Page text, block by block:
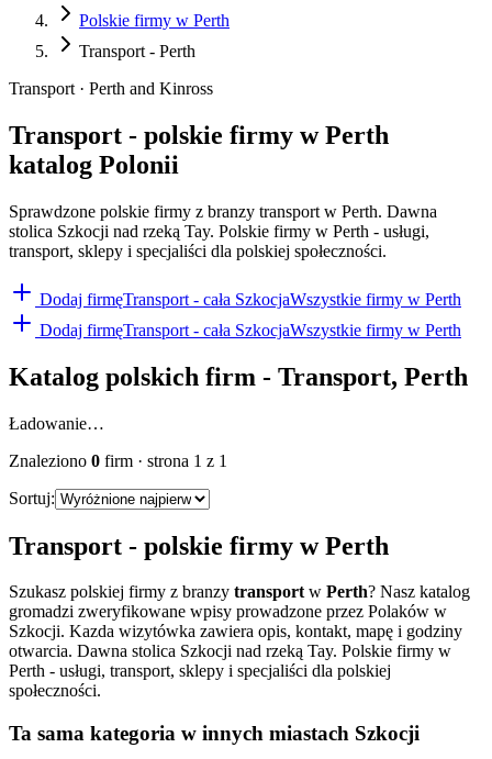
Polskie firmy w Perth
Transport - Perth
Transport · Perth and Kinross
Transport - polskie firmy w Perth
katalog Polonii
Sprawdzone polskie firmy z branzy transport w Perth. Dawna
stolica Szkocji nad rzeką Tay. Polskie firmy w Perth - usługi,
transport, sklepy i specjaliści dla polskiej społeczności.
Dodaj firmęTransport - cała SzkocjaWszystkie firmy w Perth
Dodaj firmęTransport - cała SzkocjaWszystkie firmy w Perth
Katalog polskich firm - Transport, Perth
Ładowanie…
Znaleziono 0 firm · strona 1 z 1
Sortuj:
Transport - polskie firmy wPerth
Szukasz polskiej firmy z branzy transportw Perth? Nasz katalog
gromadzi zweryfikowane wpisy prowadzone przez Polaków w
Szkocji. Kazda wizytówka zawiera opis, kontakt, mapę i godziny
otwarcia. Dawna stolica Szkocji nad rzeką Tay. Polskie firmy w
Perth - usługi, transport, sklepy i specjaliści dla polskiej
społeczności.
Ta sama kategoria w innych miastach Szkocji